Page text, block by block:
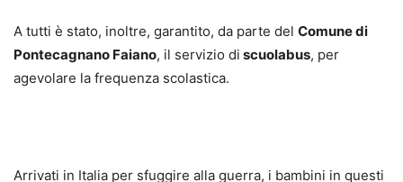
A tutti è stato, inoltre, garantito, da parte del Comune di
Pontecagnano Faiano, il servizio di scuolabus, per
agevolare la frequenza scolastica.
Arrivati in Italia per sfuggire alla guerra, i bambini in questi